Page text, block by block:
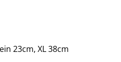
23cm, XL 38cm